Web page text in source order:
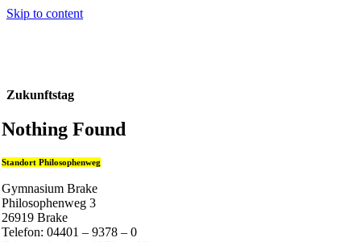
Skip to content
Zukunftstag
Nothing Found
Standort Philosophenweg
Gymnasium Brake
Philosophenweg 3
26919 Brake
Telefon: 04401 – 9378 – 0